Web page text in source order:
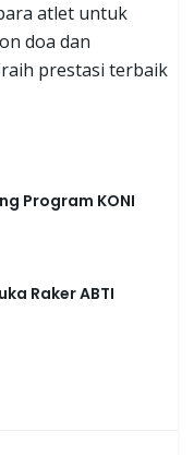
atlet untuk
doa dan
prestasi terbaik
Program KONI
Raker ABTI